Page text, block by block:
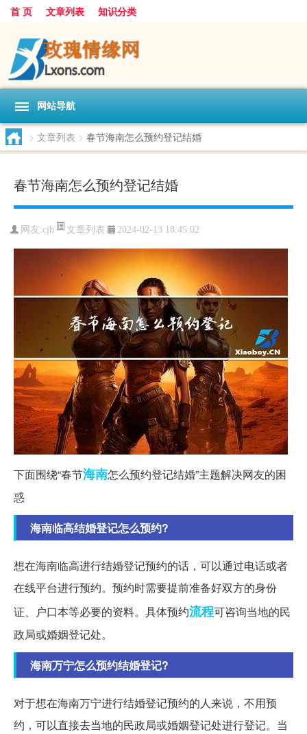
首 页 文章列表 知识分类
网站导航
> 文章列表 > 春节海南怎么预约登记结婚
春节海南怎么预约登记结婚
网友:cjh 文章列表 2024-02-13 18:45:02
下面围绕“春节海南怎么预约登记结婚”主题解决网友的困
惑
海南临高结婚登记怎么预约?
想在海南临高进行结婚登记预约的话，可以通过电话或者
在线平台进行预约。预约时需要提前准备好双方的身份
证、户口本等必要的资料。具体预约流程可咨询当地的民
政局或婚姻登记处。
海南万宁怎么预约结婚登记?
对于想在海南万宁进行结婚登记预约的人来说，不用预
约，可以直接去当地的民政局或婚姻登记处进行登记。当